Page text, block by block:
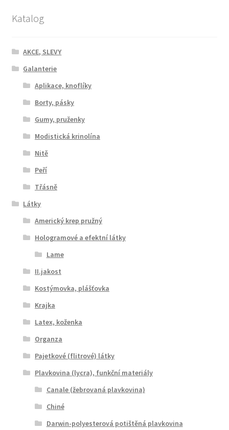
Katalog
AKCE, SLEVY
Galanterie
Aplikace, knoflíky
Borty, pásky
Gumy, pruženky
Modistická krinolína
Nitě
Peří
Třásně
Látky
Americký krep pružný
Hologramové a efektní látky
Lame
II.jakost
Kostýmovka, plášťovka
Krajka
Latex, koženka
Organza
Pajetkové (flitrové) látky
Plavkovina (lycra), funkční materiály
Canale (žebrovaná plavkovina)
Chiné
Darwin-polyesterová potištěná plavkovina